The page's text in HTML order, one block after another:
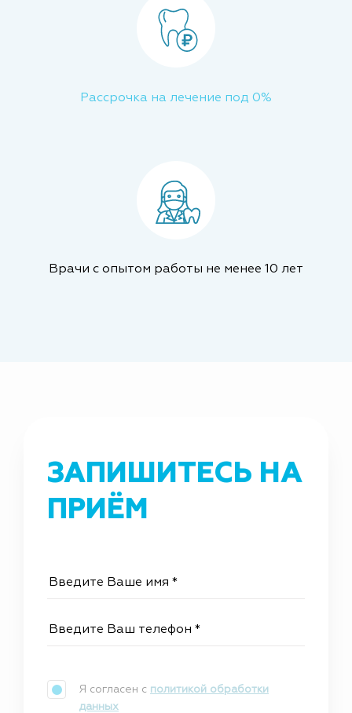
Рассрочка на лечение под 0%
Врачи с опытом работы не менее 10 лет
ЗАПИШИТЕСЬ НА
ПРИЁМ
Я согласен с политикой обработки
данных